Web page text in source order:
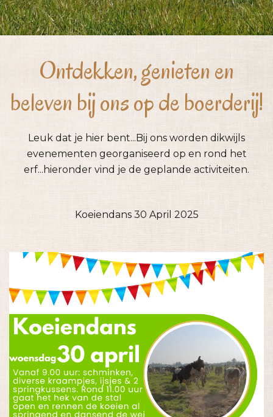
Ontdekken, genieten en
beleven bij ons op de boerderij!
Leuk dat je hier bent...Bij ons worden dikwijls
evenementen georganiseerd op en rond het
erf...hieronder vind je de geplande activiteiten.
Koeiendans 30 April 2025